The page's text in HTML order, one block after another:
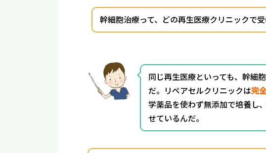
幹細胞治療って、どの再生医療クリニックで
同じ再生医療といっても、幹細
だ。リペアセルクリニックは完
学薬品を使わず無添加で培養し
せているんだ。